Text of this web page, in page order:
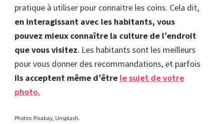
pratique à utiliser pour connaitre les coins. Cela dit,
en interagissant avec les habitants, vous
pouvez mieux connaître la culture de l’endroit
que vous visitez. Les habitants sont les meilleurs
pour vous donner des recommandations, et parfois
ils acceptent même d’être lesujet de votre
photo.
Photos: Pixabay, Unsplash.